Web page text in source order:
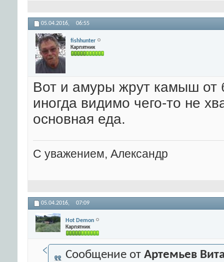
05.04.2016, 06:55
fishhunter
Карпятник
Вот и амуры жрут камыш от
иногда видимо чего-то не
основная еда.
С уважением, Александр
05.04.2016, 07:09
Hot Demon
Карпятник
Сообщение от Артемьев